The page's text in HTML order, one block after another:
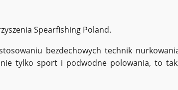
Spearfishing Poland.
bezdechowych technik
nie tylko sport i podwodne polowania, to